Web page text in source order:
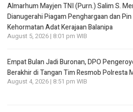
Almarhum Mayjen TNI (Purn.) Salim S.
Dianugerahi Piagam Penghargaan dan Pin
Kehormatan Adat Kerajaan Balanipa
August 5, 2026 | 8:01 pm WIB
Empat Bulan Jadi Buronan, DPO
Berakhir di Tangan Tim Resmob Polresta
August 4, 2026 | 8:51 pm WIB